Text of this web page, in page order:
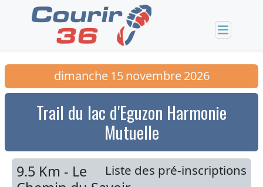
dimanche 15 novembre 2026
Trail du lac d'Eguzon Harmonie
Mutuelle
Liste des pré-inscriptions
9.5 Km - Le